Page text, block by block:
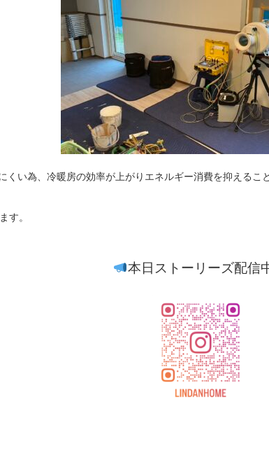
くい為、冷暖房の効率が上がりエネルギー消費を抑える
す。
本日ストーリーズ配信